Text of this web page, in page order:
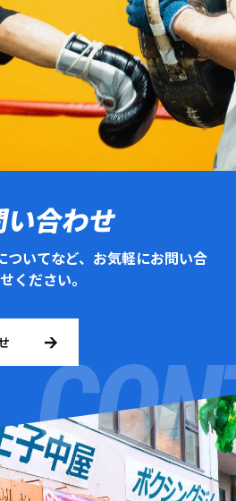
い合わせ
ついてなど、お気軽にお問い合
ください。